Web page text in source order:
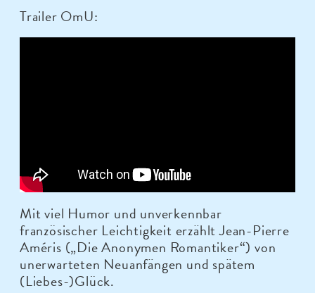
Trailer OmU:
Mit viel Humor und unverkennbar
französischer Leichtigkeit erzählt Jean-Pierre
Améris („Die Anonymen Romantiker“) von
unerwarteten Neuanfängen und spätem
(Liebes-)Glück.